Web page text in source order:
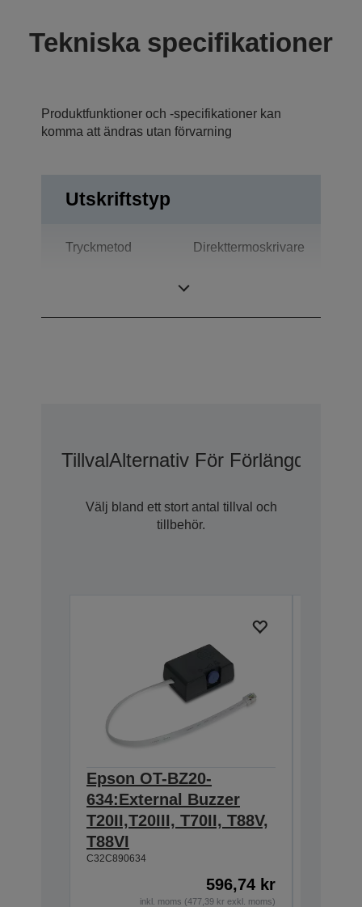
Tekniska specifikationer
Produktfunktioner och -specifikationer kan
komma att ändras utan förvarning
Utskriftstyp
Tryckmetod Direkttermoskrivare
TillvalAlternativ För Förlängd
Välj bland ett stort antal tillval och
tillbehör.
Epson OT-BZ20-
634:External Buzzer
T20II,T20III, T70II, T88V,
T88VI
C32C890634
596,74 kr
inkl. moms (477,39 kr exkl. moms)